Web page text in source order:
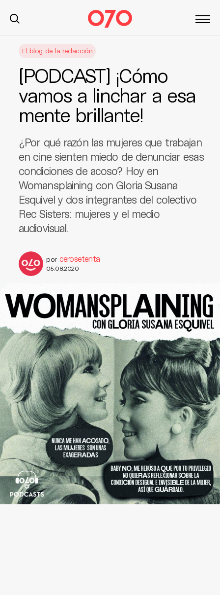
El blog de la redacción
[PODCAST] ¡Cómo
vamos a linchar a esa
mente brillante!
¿Por qué razón las mujeres que trabajan
en cine sienten miedo de denunciar esas
condiciones de acoso? Hoy en
Womansplaining con Gloria Susana
Esquivel y dos integrantes del colectivo
Rec Sisters: mujeres y el medio
audiovisual.
por cerosetenta
05.08.2020